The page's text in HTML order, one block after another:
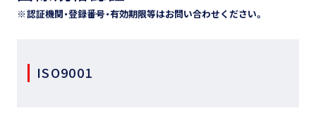
認証機関・登録番号・有効期限等はお問い合わせください。
ISO9001